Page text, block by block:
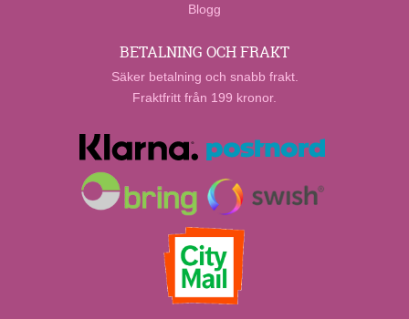
Blogg
BETALNING OCH FRAKT
Säker betalning och snabb frakt.
Fraktfritt från 199 kronor.